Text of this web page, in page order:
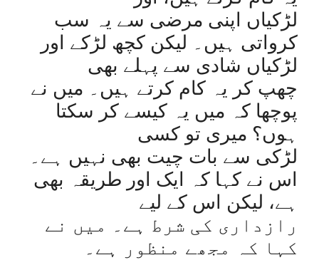
لڑکیاں اپنی مرضی سے یہ سب
کرواتی ہیں۔ لیکن کچھ لڑکے اور
لڑکیاں شادی سے پہلے بھی
چھپ کر یہ کام کرتے ہیں۔ میں نے
پوچھا کہ میں یہ کیسے کر سکتا
ہوں؟ میری تو کسی
لڑکی سے بات چیت بھی نہیں ہے۔
اس نے کہا کہ ایک اور طریقہ بھی
ہے، لیکن اس کے لیے
رازداری کی شرط ہے۔ میں نے
کہا کہ مجھے منظور ہے۔